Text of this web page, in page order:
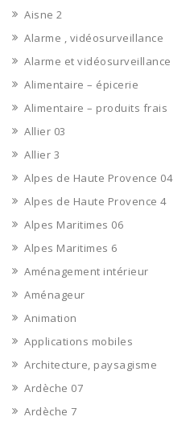
Aisne 2
Alarme , vidéosurveillance
Alarme et vidéosurveillance
Alimentaire – épicerie
Alimentaire – produits frais
Allier 03
Allier 3
Alpes de Haute Provence 04
Alpes de Haute Provence 4
Alpes Maritimes 06
Alpes Maritimes 6
Aménagement intérieur
Aménageur
Animation
Applications mobiles
Architecture, paysagisme
Ardèche 07
Ardèche 7